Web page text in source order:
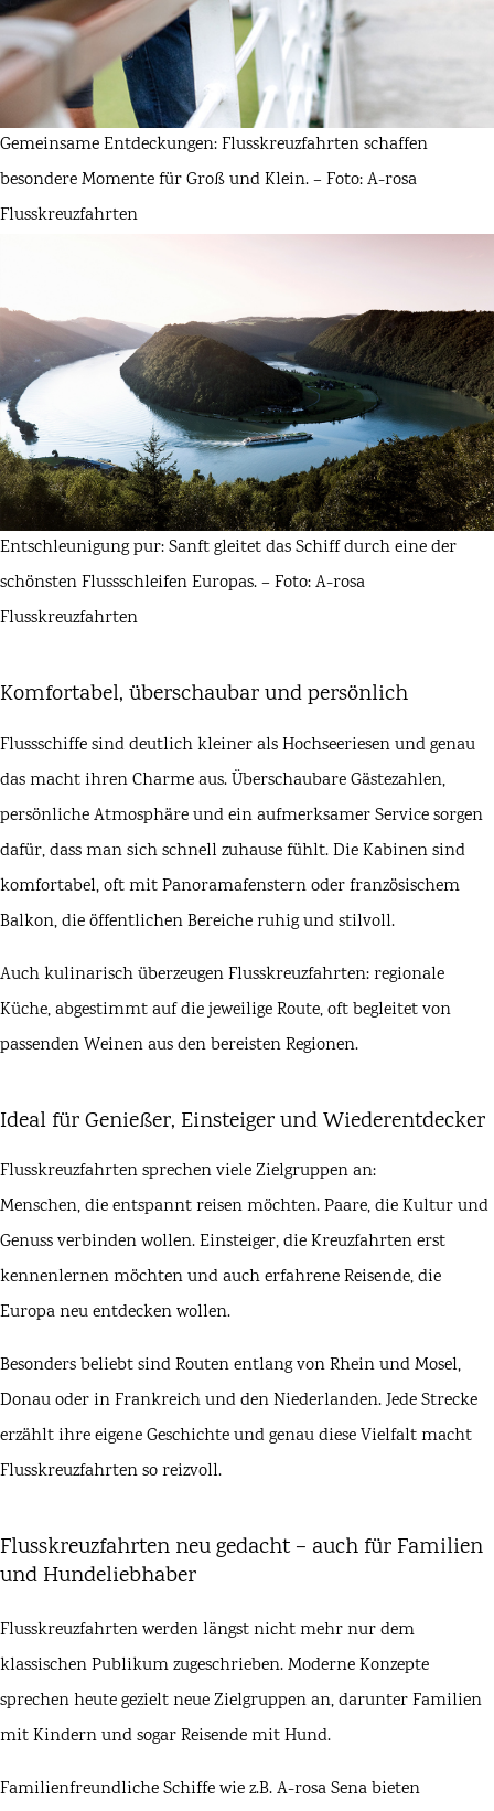
Gemeinsame Entdeckungen: Flusskreuzfahrten schaffen
besondere Momente für Groß und Klein. – Foto: A-rosa
Flusskreuzfahrten
Entschleunigung pur: Sanft gleitet das Schiff durch eine der
schönsten Flussschleifen Europas. – Foto: A-rosa
Flusskreuzfahrten
Komfortabel, überschaubar und persönlich
Flussschiffe sind deutlich kleiner als Hochseeriesen und genau
das macht ihren Charme aus. Überschaubare Gästezahlen,
persönliche Atmosphäre und ein aufmerksamer Service sorgen
dafür, dass man sich schnell zuhause fühlt. Die Kabinen sind
komfortabel, oft mit Panoramafenstern oder französischem
Balkon, die öffentlichen Bereiche ruhig und stilvoll.
Auch kulinarisch überzeugen Flusskreuzfahrten: regionale
Küche, abgestimmt auf die jeweilige Route, oft begleitet von
passenden Weinen aus den bereisten Regionen.
Ideal für Genießer, Einsteiger und Wiederentdecker
Flusskreuzfahrten sprechen viele Zielgruppen an:
Menschen, die entspannt reisen möchten. Paare, die Kultur und
Genuss verbinden wollen. Einsteiger, die Kreuzfahrten erst
kennenlernen möchten und auch erfahrene Reisende, die
Europa neu entdecken wollen.
Besonders beliebt sind Routen entlang von Rhein und Mosel,
Donau oder in Frankreich und den Niederlanden. Jede Strecke
erzählt ihre eigene Geschichte und genau diese Vielfalt macht
Flusskreuzfahrten so reizvoll.
Flusskreuzfahrten neu gedacht – auch für Familien
und Hundeliebhaber
Flusskreuzfahrten werden längst nicht mehr nur dem
klassischen Publikum zugeschrieben. Moderne Konzepte
sprechen heute gezielt neue Zielgruppen an, darunter Familien
mit Kindern und sogar Reisende mit Hund.
Familienfreundliche Schiffe wie z.B. A-rosa Sena bieten